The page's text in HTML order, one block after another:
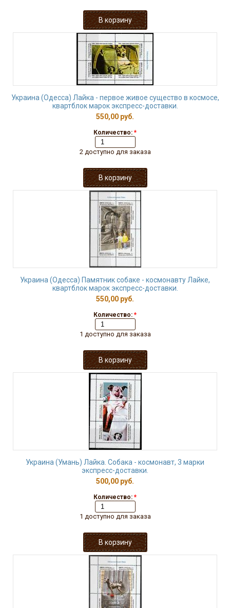
Украина (Одесса) Лайка - первое живое существо в космосе,
квартблок марок экспресс-доставки.
550,00 руб.
Количество: *
2 доступно для заказа
Украина (Одесса) Памятник собаке - космонавту Лайке,
квартблок марок экспресс-доставки.
550,00 руб.
Количество: *
1 доступно для заказа
Украина (Умань) Лайка. Собака - космонавт, 3 марки
экспресс-доставки.
500,00 руб.
Количество: *
1 доступно для заказа